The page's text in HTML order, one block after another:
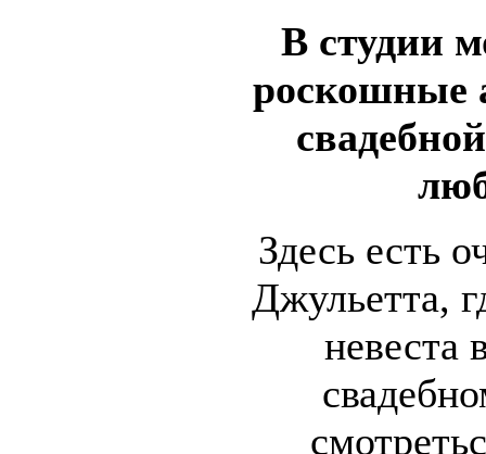
В студии
роскошные
Здесь есть
Джульетта,
невеста